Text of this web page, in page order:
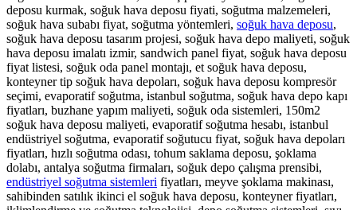
deposu kurmak, soğuk hava deposu fiyati, soğutma malzemeleri,
soğuk hava subabı fiyat, soğutma yöntemleri, soğuk hava deposu,
soğuk hava deposu tasarım projesi, soğuk hava depo maliyeti, soğuk
hava deposu imalatı izmir, sandwich panel fiyat, soğuk hava deposu
fiyat listesi, soğuk oda panel montajı, et soğuk hava deposu,
konteyner tip soğuk hava depoları, soğuk hava deposu kompresör
seçimi, evaporatif soğutma, istanbul soğutma, soğuk hava depo kapı
fiyatları, buzhane yapım maliyeti, soğuk oda sistemleri, 150m2
soğuk hava deposu maliyeti, evaporatif soğutma hesabı, istanbul
endüstriyel soğutma, evaporatif soğutucu fiyat, soğuk hava depoları
fiyatları, hızlı soğutma odası, tohum saklama deposu, şoklama
dolabı, antalya soğutma firmaları, soğuk depo çalışma prensibi,
endüstriyel soğutma sistemleri fiyatları, meyve şoklama makinası,
sahibinden satılık ikinci el soğuk hava deposu, konteyner fiyatları,